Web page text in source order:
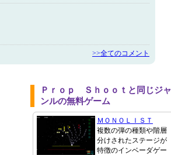
>>全てのコメント
Ｐｒｏｐ Ｓｈｏｏｔと同じジャ
ンルの無料ゲーム
ＭＯＮＯＬＩＳＴ
複数の弾の種類や階層
分けされたステージが
特徴のインベーダゲー